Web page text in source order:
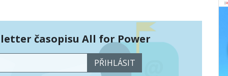
časopisu All for Power
PŘIHLÁSIT